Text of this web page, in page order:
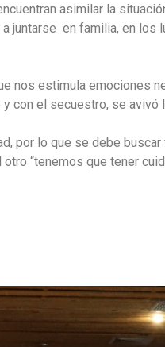
asimilar la
en familia, en los
nos estimula emociones
con el secuestro, se avivó
por lo que se debe
“tenemos que tener